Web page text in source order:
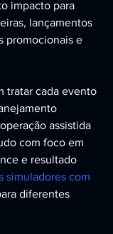
impacto para
lançamentos
promocionais e
tratar cada evento
assistida
com foco em
e resultado
simuladores com
diferentes